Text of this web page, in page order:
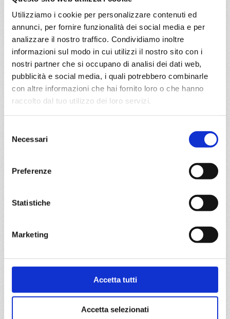
Utilizziamo i cookie per personalizzare contenuti ed
annunci, per fornire funzionalità dei social media e per
analizzare il nostro traffico. Condividiamo inoltre
informazioni sul modo in cui utilizzi il nostro sito con i
nostri partner che si occupano di analisi dei dati web,
pubblicità e social media, i quali potrebbero combinarle
con altre informazioni che hai fornito loro o che hanno
raccolto dal tuo utilizzo dei loro servizi.
delNecessari
Preferenze
Statistiche
Marketing
Accetta tutti
Accetta selezionati
€ 403
MSC Opera
La Romana, Bridgetown, Fort De France, St. John S, Road
€ 403